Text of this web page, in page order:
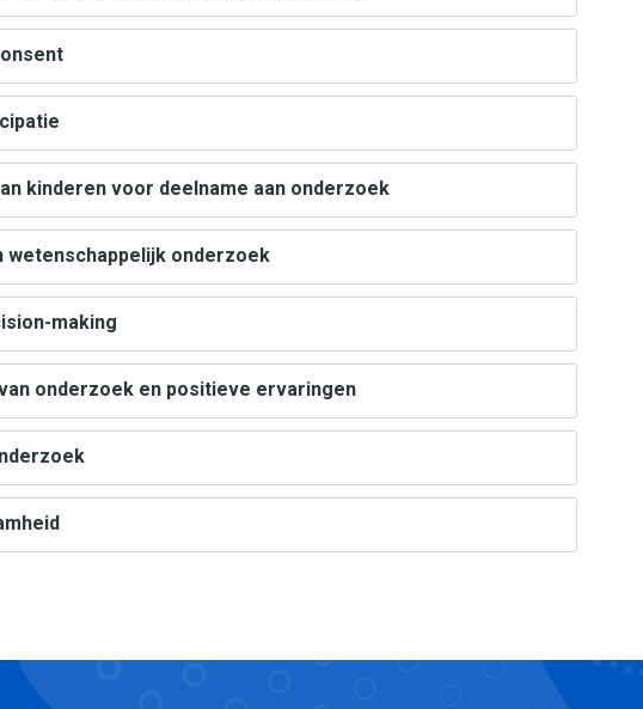
kinderen voor deelname aan onderzoek
wetenschappelijk onderzoek
making
onderzoek en positieve ervaringen